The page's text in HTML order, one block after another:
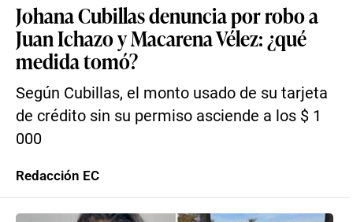
Johana Cubillas denuncia por robo a
Juan Ichazo y Macarena Vélez: ¿qué
medida tomó?
Según Cubillas, el monto usado de su tarjeta
de crédito sin su permiso asciende a los $ 1
000
Redacción EC